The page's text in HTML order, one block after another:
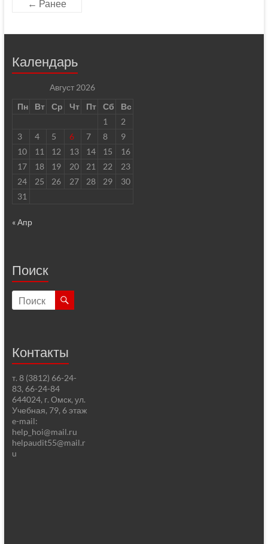
← Ранее
Календарь
Август 2026
Пн
Вт Ср Чт Пт Сб
Вс
1
2
3
4 5 6 7 8
9
10
11 12 13 14 15
16
17
18 19 20 21 22
23
24
25 26 27 28 29
30
31
« Апр
Поиск
Контакты
т. 8 (3812) 66-24-
83, 66-24-84
644024, г. Омск, ул.
Учебная, 79, 6 этаж
e-mail:
help_hoi@mail.ru
helpaudit55@mail.r
u